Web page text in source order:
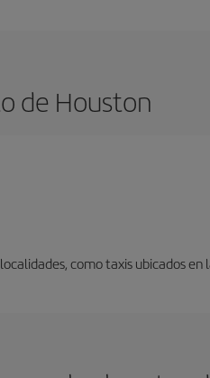
de Houston
como taxis ubicados en